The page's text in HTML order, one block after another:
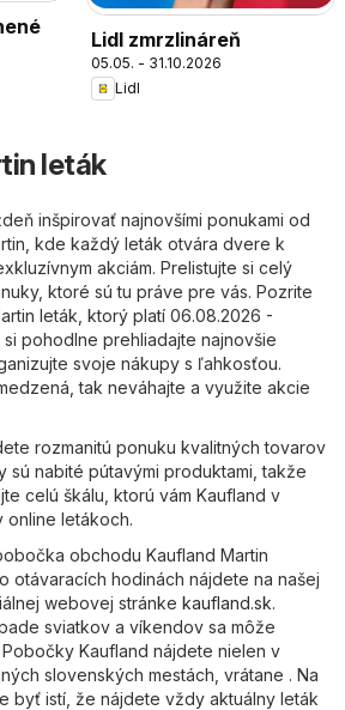
Lidl zmrzlináreň
05.05. - 31.10.2026
Lidl
leták
inšpirovať najnovšími ponukami od
kde každý leták otvára dvere k
akciám. Prelistujte si celý
ktoré sú tu práve pre vás. Pozrite
leták, ktorý platí 06.08.2026 -
si pohodlne prehliadajte najnovšie
svoje nákupy s ľahkosťou.
tak neváhajte a využite akcie
rozmanitú ponuku kvalitných tovarov
sú nabité pútavými produktami, takže
celú škálu, ktorú vám Kaufland v
online letákoch.
obchodu Kaufland Martin
otávaracích hodinách nájdete na našej
webovej stránke kaufland.sk.
sviatkov a víkendov sa môže
Kaufland nájdete nielen v
slovenských mestách, vrátane . Na
byť istí, že nájdete vždy aktuálny leták